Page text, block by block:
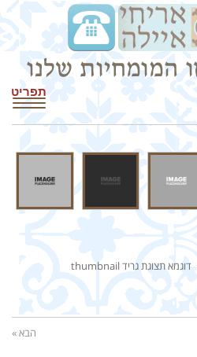
תפריט
דוגמא תצוגת גריד thumbnail
הבא »